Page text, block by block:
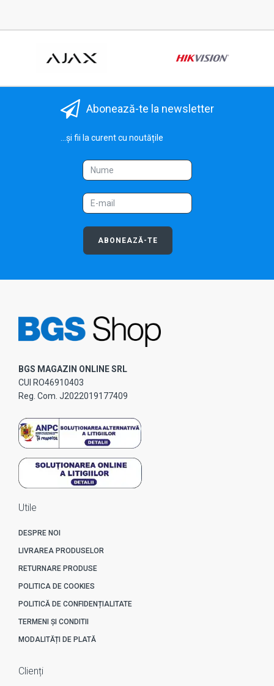
Abonează-te la newsletter
...și fii la curent cu noutățile
ABONEAZĂ-TE
BGS MAGAZIN ONLINE SRL
CUI RO46910403
Reg. Com. J2022019177409
Utile
DESPRE NOI
LIVRAREA PRODUSELOR
RETURNARE PRODUSE
POLITICA DE COOKIES
POLITICĂ DE CONFIDENȚIALITATE
TERMENI ȘI CONDITII
MODALITĂȚI DE PLATĂ
Clienți